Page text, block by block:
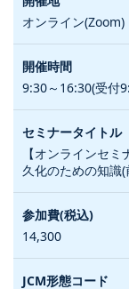
オンライン(Zoom)
9:30～16:30(受付
【オンラインセ
久化のための知識(
14,300